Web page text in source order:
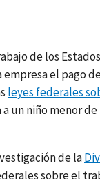
de los
empresa el pago
leyes federales
un niño menor
de la
sobre el